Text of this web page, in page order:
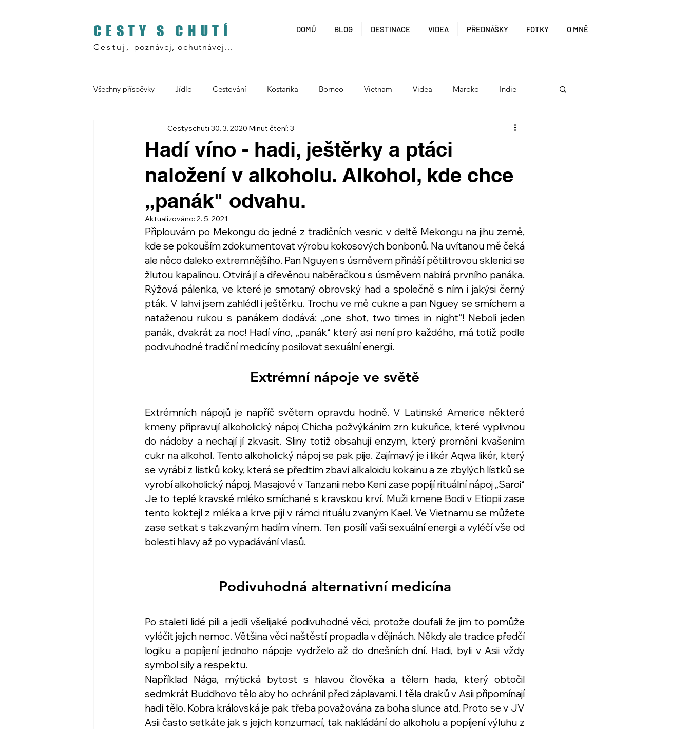
CESTY S CHUTÍ DOMŮ BLOG DESTINACE VIDEA PŘEDNÁŠKY FOTKY O MNĚ
Cestuj, poznávej, ochutnávej...
Všechny příspěvky Jídlo Cestování Kostarika Borneo Vietnam Videa Maroko Indie
Turecko Za jídlem po Česku Kambodža Zanzibar
Jordánsko
Hadí víno - hadi, ještěrky a ptáci
naložení v alkoholu. Alkohol, kde chce
„panák" odvahu.
Cestyschuti 30. 3. 2020 Minut čtení: 3
Aktualizováno: 2. 5. 2021
Připlouvám po Mekongu do jedné z tradičních vesnic v deltě Mekongu na jihu země,
kde se pokouším zdokumentovat výrobu kokosových bonbonů. Na uvítanou mě čeká
ale něco daleko extremnějšího. Pan Nguyen s úsměvem přináší pětilitrovou sklenici se
žlutou kapalinou. Otvírá jí a dřevěnou naběračkou s úsměvem nabírá prvního panáka.
Rýžová pálenka, ve které je smotaný obrovský had a společně s ním i jakýsi černý
pták. V lahvi jsem zahlédl i ještěrku. Trochu ve mě cukne a pan Nguey se smíchem a
nataženou rukou s panákem dodává: „one shot, two times in night“! Neboli jeden
panák, dvakrát za noc! Hadí víno, „panák“ který asi není pro každého, má totiž podle
podivuhodné tradiční medicíny posilovat sexuální energii.
Extrémní nápoje ve světě
Extrémních nápojů je napříč světem opravdu hodně. V Latinské Americe některé
kmeny připravují alkoholický nápoj Chicha požvýkáním zrn kukuřice, které vyplivnou
do nádoby a nechají jí zkvasit. Sliny totiž obsahují enzym, který promění kvašením
cukr na alkohol. Tento alkoholický nápoj se pak pije. Zajímavý je i likér Aqwa likér, který
se vyrábí z lístků koky, která se předtím zbaví alkaloidu kokainu a ze zbylých lístků se
vyrobí alkoholický nápoj. Masajové v Tanzanii nebo Keni zase popíjí rituální nápoj „Saroi“
Je to teplé kravské mléko smíchané s kravskou krví. Muži kmene Bodi v Etiopii zase
tento koktejl z mléka a krve pijí v rámci rituálu zvaným Kael. Ve Vietnamu se můžete
zase setkat s takzvaným hadím vínem. Ten posílí vaši sexuální energii a vyléčí vše od
bolesti hlavy až po vypadávání vlasů.
Podivuhodná alternativní medicína
Po staletí lidé pili a jedli všelijaké podivuhodné věci, protože doufali že jim to pomůže
vyléčit jejich nemoc. Většina věcí naštěstí propadla v dějinách. Někdy ale tradice předčí
logiku a popíjení jednoho nápoje vydrželo až do dnešních dní. Hadi, byli v Asii vždy
symbol síly a respektu.
Například Nága, mýtická bytost s hlavou člověka a tělem hada, který obtočil
sedmkrát Buddhovo tělo aby ho ochránil před záplavami. I těla draků v Asii připomínají
hadí tělo. Kobra královská je pak třeba považována za boha slunce atd. Proto se v JV
Asii často setkáte jak s jejich konzumací, tak nakládání do alkoholu a popíjení výluhu z